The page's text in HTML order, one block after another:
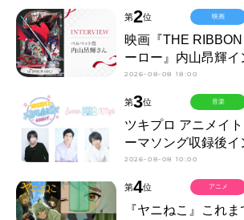
第2位
映画『THE
ーロー』内山昂輝イ
2026-08-08 18:00
映画
第3位
ツキプロ アニメイ
ーマソング収録後イ
2026-08-08 10:00
音楽
第4位
『ヤニねこ』これ
アニメ